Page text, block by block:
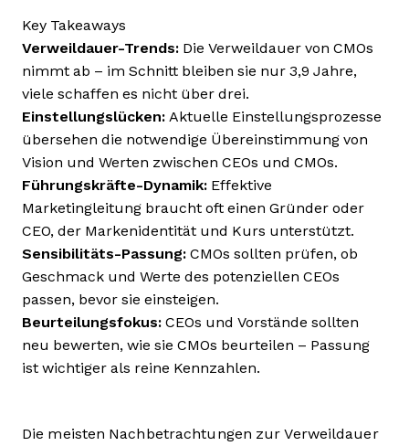
Key Takeaways
Verweildauer-Trends: Die Verweildauer von CMOs
nimmt ab – im Schnitt bleiben sie nur 3,9 Jahre,
viele schaffen es nicht über drei.
Einstellungslücken: Aktuelle Einstellungsprozesse
übersehen die notwendige Übereinstimmung von
Vision und Werten zwischen CEOs und CMOs.
Führungskräfte-Dynamik: Effektive
Marketingleitung braucht oft einen Gründer oder
CEO, der Markenidentität und Kurs unterstützt.
Sensibilitäts-Passung: CMOs sollten prüfen, ob
Geschmack und Werte des potenziellen CEOs
passen, bevor sie einsteigen.
Beurteilungsfokus: CEOs und Vorstände sollten
neu bewerten, wie sie CMOs beurteilen – Passung
ist wichtiger als reine Kennzahlen.
Die meisten Nachbetrachtungen zur Verweildauer